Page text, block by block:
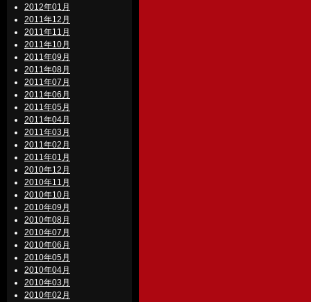
2012年01月
2011年12月
2011年11月
2011年10月
2011年09月
2011年08月
2011年07月
2011年06月
2011年05月
2011年04月
2011年03月
2011年02月
2011年01月
2010年12月
2010年11月
2010年10月
2010年09月
2010年08月
2010年07月
2010年06月
2010年05月
2010年04月
2010年03月
2010年02月